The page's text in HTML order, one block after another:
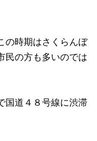
の時期はさくらんぼ
民の方も多いのでは
国道４８号線に渋滞